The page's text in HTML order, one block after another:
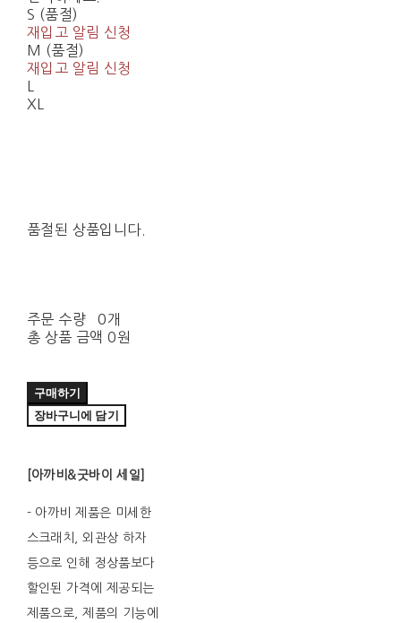
S (품절)
재입고 알림 신청
M (품절)
재입고 알림 신청
XL
품절된 상품입니다.
주문 수량
0개
총 상품 금액 0원
구매하기
장바구니에 담기
[아까비&굿바이 세일]
- 아까비 제품은 미세한
스크래치, 외관상 하자
등으로 인해 정상품보다
할인된 가격에 제공되는
제품으로, 제품의 기능에